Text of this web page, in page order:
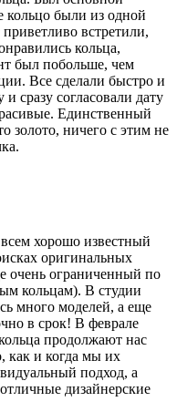
кольцо были из одной
встретили,
кольца,
был побольше, чем
Все сделали быстро и
сразу согласовали дату
Единственный
золото, ничего с этим не
хорошо известный
оригинальных
очень ограниченный по
кольцам). В студии
много моделей, а еще
в срок! В феврале
продолжают нас
как и когда мы их
подход, а
дизайнерские